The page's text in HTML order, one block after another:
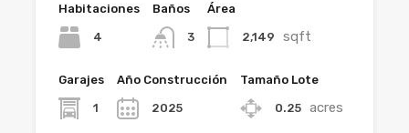
Habitaciones
4
Baños
3
Área
2,149 sqft
Garajes
1
Año Construcción
2025
Tamaño Lote
0.25 acres